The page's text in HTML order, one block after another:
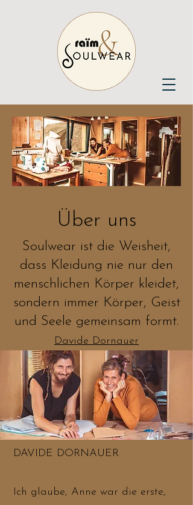
Über uns
Soulwear ist die Weisheit,
dass Kleidung nie nur den
menschlichen Körper kleidet,
sondern immer Körper, Geist
und Seele gemeinsam formt.
Davide Dornauer
DAVIDE DORNAUER
Ich glaube, Anne war die erste,